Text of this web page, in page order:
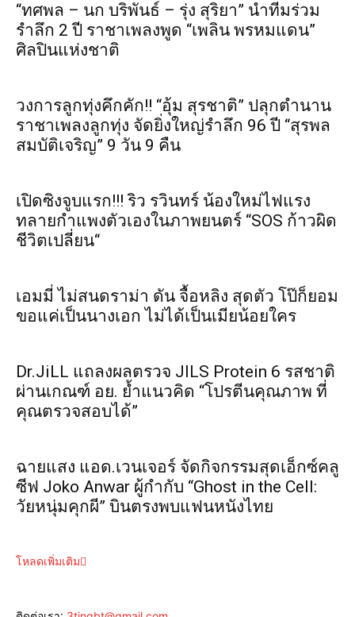
“ทศพล – นก บริพันธ์ – รุ่ง สุริยา” นำทีมร่วม
รำลึก 2 ปี ราชาเพลงพูด “เพลิน พรหมแดน”
ศิลปินแห่งชาติ
วงการลูกทุ่งคึกคัก!! “อุ้ม สุรชาติ” ปลุกตำนาน
ราชาเพลงลูกทุ่ง จัดยิ่งใหญ่รำลึก 96 ปี “สุรพล
สมบัติเจริญ” 9 วัน 9 คืน
เปิดซิงจูบแรก!!! ริว รวินทร์ น้องใหม่ไฟแรง
ทลายกำแพงตัวเองในภาพยนตร์ “SOS ก้าวผิด
ชีวิตเปลี่ยน“
เอมมี่ ไม่สนดราม่า ดัน จื้อหลิง สุดตัว โป๊ก็ยอม
ขอแค่เป็นนางเอก ไม่ได้เป็นเมียน้อยใคร
Dr.JiLL แถลงผลตรวจ JILS Protein 6 รสชาติ
ผ่านเกณฑ์ อย. ย้ำแนวคิด “โปรตีนคุณภาพ ที่
คุณตรวจสอบได้”
ฉายแสง แอด.เวนเจอร์ จัดกิจกรรมสุดเอ็กซ์คลู
ซีฟ Joko Anwar ผู้กำกับ “Ghost in the Cell:
วัยหนุ่มคุกผี” บินตรงพบแฟนหนังไทย
โหลดเพิ่มเติม